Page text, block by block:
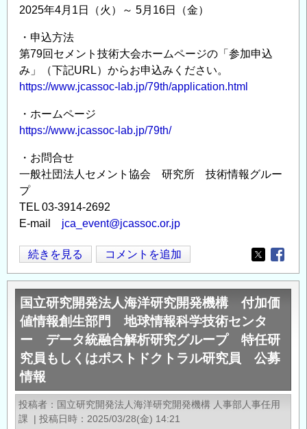
2025年4月1日（火）～ 5月16日（金）
・申込方法
第79回セメント技術大会ホームページの「参加申込
み」（下記URL）からお申込みください。
https://www.jcassoc-lab.jp/79th/application.html
・ホームページ
https://www.jcassoc-lab.jp/79th/
・お問合せ
一般社団法人セメント協会 研究所 技術情報グルー
プ
TEL 03-3914-2692
E-mail jca_event@jcassoc.or.jp
第
79
回
セ
メ
ン
ト
技
術
大
会
続きを見る コメントを追加
Opens in
国立研究開発法人海洋研究開発機構 付加価
値情報創生部門 地球情報科学技術センタ
ー データ統融合解析研究グループ 特任研
究員もしくはポストドクトラル研究員 公募
情報
投稿者
国立研究開発法人海洋研究開発機構 人事部人事任用
課
| 投稿日時 2025/03/28(金) 14:21